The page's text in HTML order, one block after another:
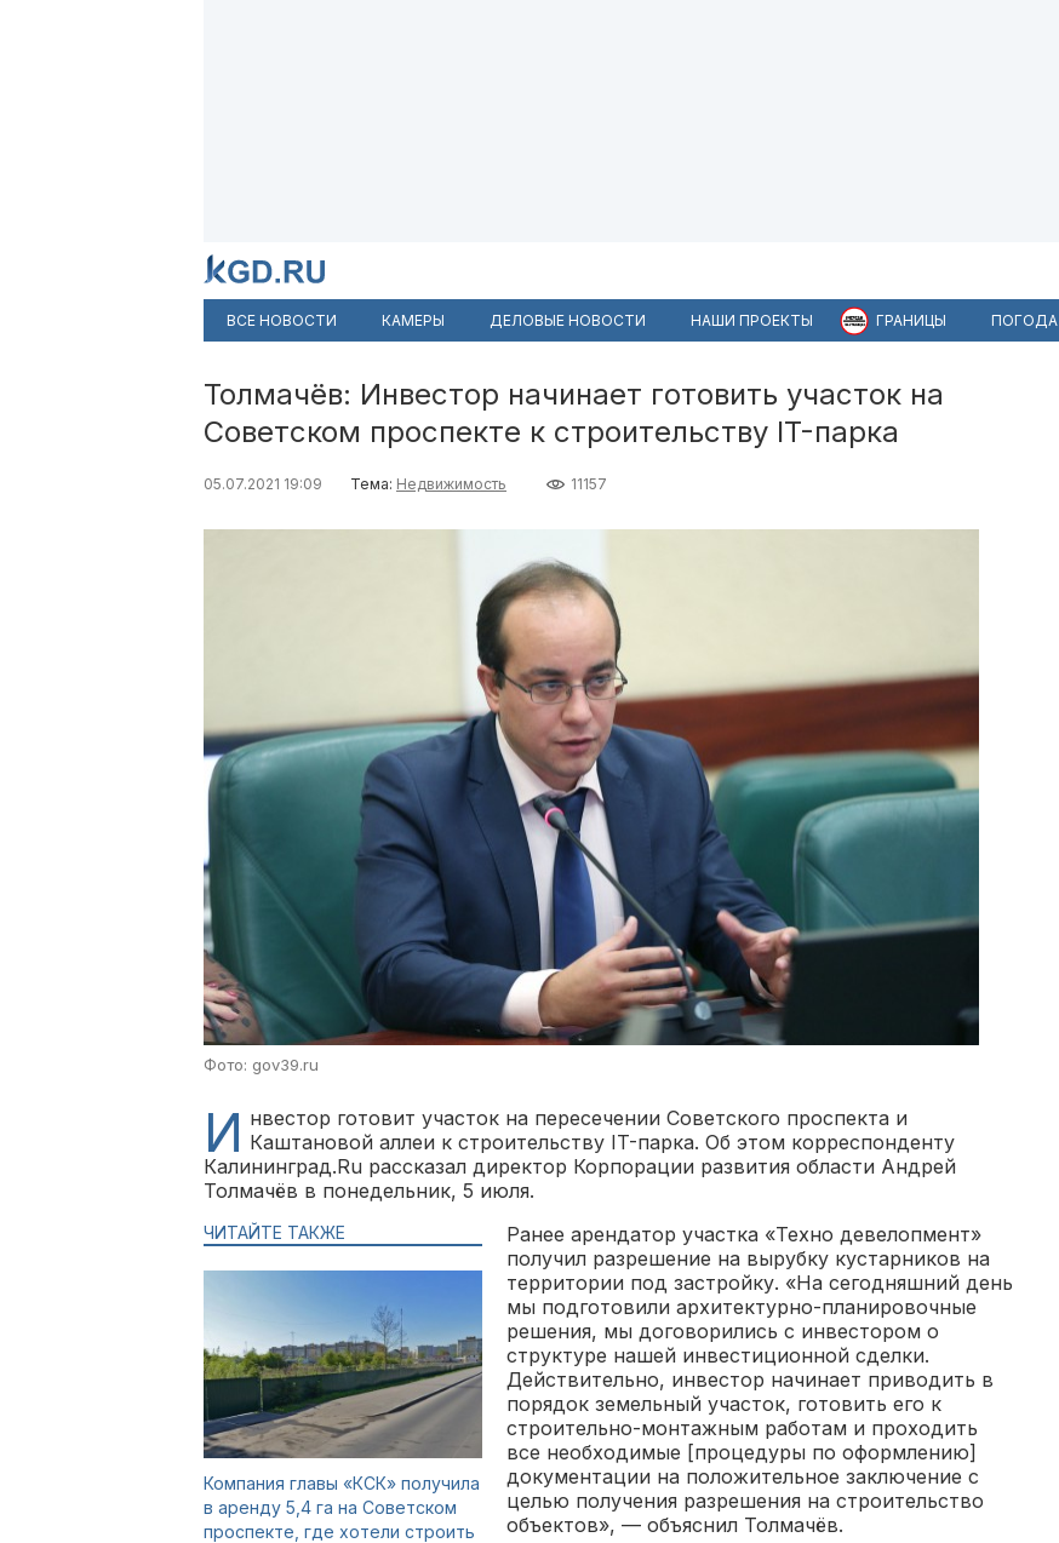
ВСЕ НОВОСТИ КАМЕРЫ ДЕЛОВЫЕ НОВОСТИ НАШИ ПРОЕКТЫ ГРАНИЦЫ ПОГОДА
Толмачёв: Инвестор начинает готовить участок на
Советском проспекте к строительству IT-парка
05.07.2021 19:09 Тема: Недвижимость 11157
Фото: gov39.ru
И нвестор готовит участок на пересечении Советского проспекта и
Каштановой аллеи к строительству IT-парка. Об этом корреспонденту
Калининград.Ru рассказал директор Корпорации развития области Андрей
Толмачёв в понедельник, 5 июля.
ЧИТАЙТЕ ТАКЖЕ
Компания главы «КСК» получила
в аренду 5,4 га на Советском
проспекте, где хотели строить
Ранее арендатор участка «Техно девелопмент»
получил разрешение на вырубку кустарников на
территории под застройку. «На сегодняшний день
мы подготовили архитектурно-планировочные
решения, мы договорились с инвестором о
структуре нашей инвестиционной сделки.
Действительно, инвестор начинает приводить в
порядок земельный участок, готовить его к
строительно-монтажным работам и проходить
все необходимые [процедуры по оформлению]
документации на положительное заключение с
целью получения разрешения на строительство
объектов», — объяснил Толмачёв.